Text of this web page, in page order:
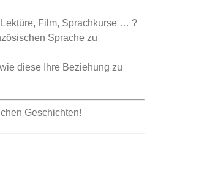
Film, Sprachkurse … ?
Sprache zu
diese Ihre Beziehung zu
Geschichten!